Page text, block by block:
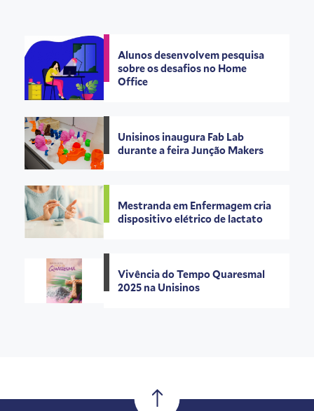
Alunos desenvolvem pesquisa
sobre os desafios no Home
Office
Unisinos inaugura Fab Lab
durante a feira Junção Makers
Mestranda em Enfermagem cria
dispositivo elétrico de lactato
Vivência do Tempo Quaresmal
2025 na Unisinos